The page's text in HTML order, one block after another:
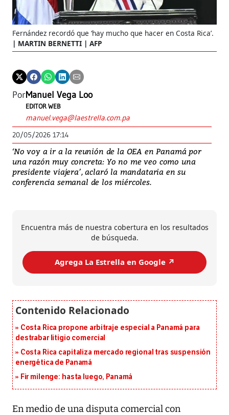
Fernández recordó que ‘hay mucho que hacer en Costa Rica’.
MARTIN BERNETTI | AFP
PorManuel Vega Loo
EDITOR WEB
manuel.vega@laestrella.com.pa
20/05/2026 17:14
‘No voy a ir a la reunión de la OEA en Panamá por
una razón muy concreta: Yo no me veo como una
presidente viajera’, aclaró la mandataria en su
conferencia semanal de los miércoles.
Encuentra más de nuestra cobertura en los resultados
de búsqueda.
Agrega La Estrella en Google ↗️
Costa Rica propone arbitraje especial a Panamá para
destrabar litigio comercial
Costa Rica capitaliza mercado regional tras suspensión
energética de Panamá
Fir milenge: hasta luego, Panamá
En medio de una disputa comercial con